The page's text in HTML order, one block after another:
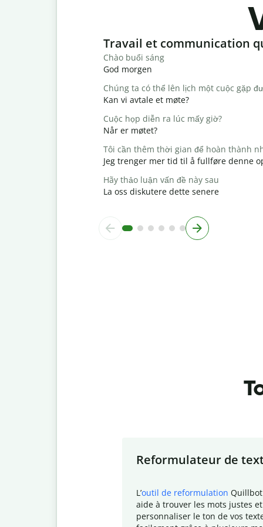
Slide 1 of 6
Travail et communication
Chào buổi sáng
God morgen
Chúng ta có thể lên lịch một cuộc gặp
Kan vi avtale et møte?
Cuộc họp diễn ra lúc mấy giờ?
Når er møtet?
Tôi cần thêm thời gian để hoàn thành
Jeg trenger mer tid til å fullføre denne
Hãy thảo luận vấn đề này sau
La oss diskutere dette senere
Reformulateur de
L ’outil de reformulation
aide à trouver les mots justes
personnaliser le ton de vos